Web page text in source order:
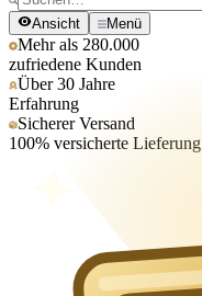
Ansicht Menü
Mehr als 280.000
zufriedene Kunden
Über 30 Jahre
Erfahrung
Sicherer Versand
100% versicherte Lieferung